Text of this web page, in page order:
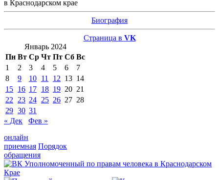
в Краснодарском крае
Биография
Страница в VK
Январь 2024
Пн Вт Ср Чт Пт Сб Вс
1
2 3 4 5 6
7
8
9 10 11 12 13 14
15 16 17 18 19 20 21
22
23 24 25 26 27 28
29 30 31
« Дек
Фев »
онлайн
приемная Порядок
обращения